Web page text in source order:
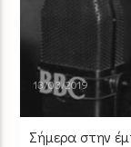
13/03/2019
Σήμερα στην